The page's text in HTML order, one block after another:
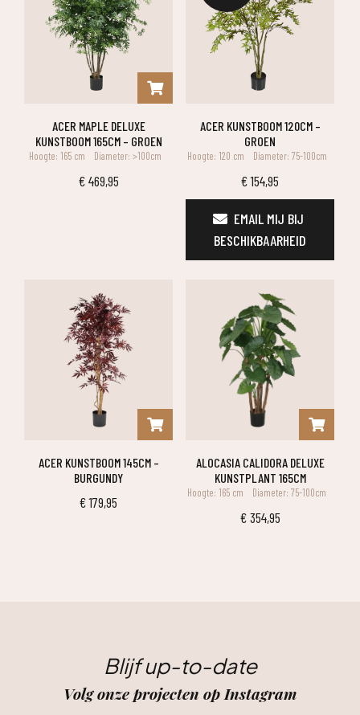
ACER MAPLE DELUXE
KUNSTBOOM 165CM – GROEN
Hoogte: 165 cm Diameter: >100cm
€ 469,95
ACER KUNSTBOOM 120CM –
GROEN
Hoogte: 120 cm Diameter: 75-100cm
€154,95
EMAIL MIJ BIJ
BESCHIKBAARHEID
ACER KUNSTBOOM 145CM –
BURGUNDY
€179,95
ALOCASIA CALIDORA DELUXE
KUNSTPLANT 165CM
Hoogte: 165 cm Diameter: 75-100cm
€ 354,95
Blijf up-to-date
Volg onze projecten op Instagram